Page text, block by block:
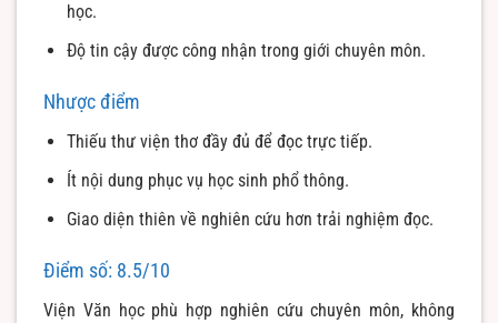
học.
Độ tin cậy được công nhận trong giới chuyên môn.
Nhược điểm
Thiếu thư viện thơ đầy đủ để đọc trực tiếp.
Ít nội dung phục vụ học sinh phổ thông.
Giao diện thiên về nghiên cứu hơn trải nghiệm đọc.
Điểm số: 8.5/10
Viện Văn học phù hợp nghiên cứu chuyên môn, không